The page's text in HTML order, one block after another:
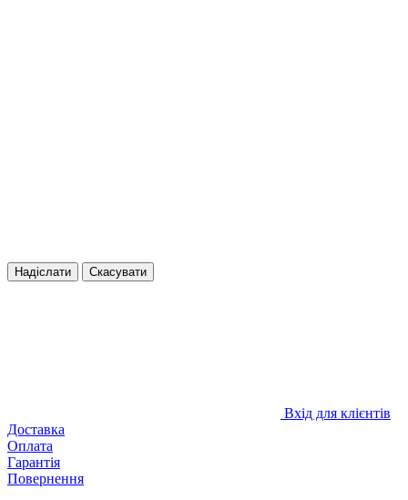
Надіслати Скасувати
Вхід для клієнтів
Доставка
Оплата
Гарантія
Повернення